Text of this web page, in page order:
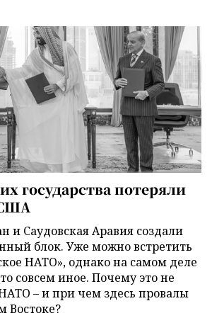
государства потеряли
и Саудовская Аравия создали
блок. Уже можно встретить
НАТО», однако на самом деле
совсем иное. Почему это не
– и при чем здесь провалы